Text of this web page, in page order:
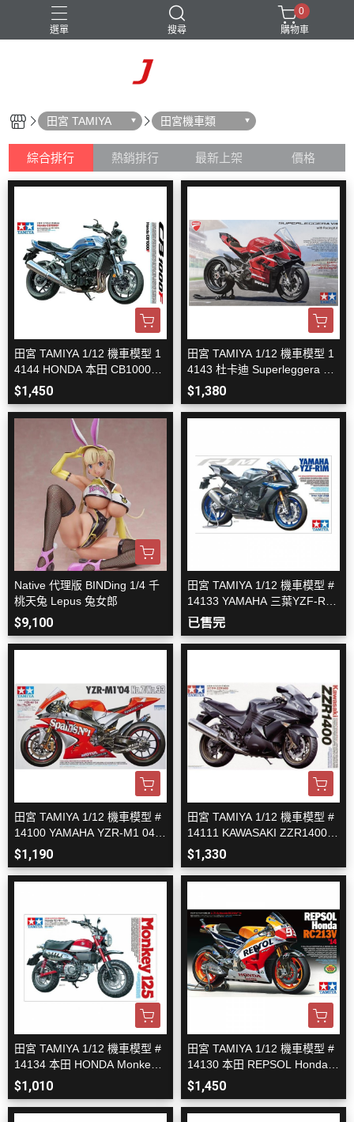
選單 搜尋
0
購物車
田宮 TAMIYA 田宮機車類
綜合排行 熱銷排行 最新上架 價格
田宮 TAMIYA 1/12 機車模型 1
4144 HONDA 本田 CB1000F
組裝模型
$1,450
田宮 TAMIYA 1/12 機車模型 1
4143 杜卡迪 Superleggera V4
賽車套件 組裝模型
$1,380
Native 代理版 BINDing 1/4 千
桃天兔 Lepus 兔女郎
$9,100
田宮 TAMIYA 1/12 機車模型 #
14133 YAMAHA 三葉YZF-R1
M 組裝模型
已售完
田宮 TAMIYA 1/12 機車模型 #
14100 YAMAHA YZR-M1 04
組裝模型
$1,190
田宮 TAMIYA 1/12 機車模型 #
14111 KAWASAKI ZZR1400
組裝模型
$1,330
田宮 TAMIYA 1/12 機車模型 #
14134 本田 HONDA Monkey1
25 組裝模型
$1,010
田宮 TAMIYA 1/12 機車模型 #
14130 本田 REPSOL Honda R
C213V 組裝模型
$1,450